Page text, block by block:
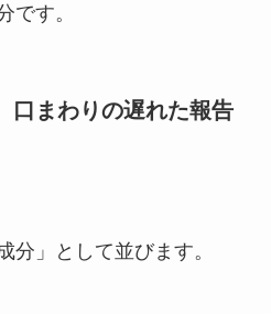
です。
口まわりの遅れた報告
分」として並びます。